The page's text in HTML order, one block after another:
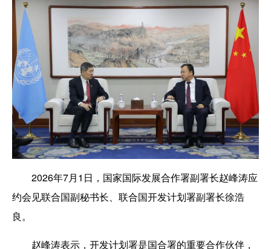
2026年7月1日，国家国际发展合作署副署长赵峰涛应
约会见联合国副秘书长、联合国开发计划署副署长徐浩
良。
赵峰涛表示，开发计划署是国合署的重要合作伙伴，